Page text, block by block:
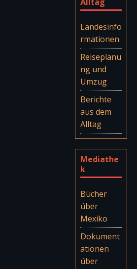
Landesinfo
rmationen
Reiseplanu
ng und
Umzug
Berichte
aus dem
Alltag
Mediathe
k
Bücher
über
Mexiko
Dokument
ationen
über